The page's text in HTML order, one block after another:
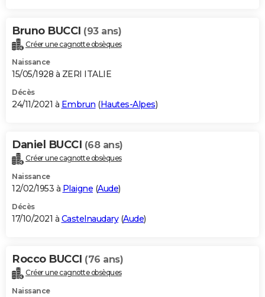
Bruno BUCCI (93 ans)
Créer une cagnotte obsèques
Naissance
15/05/1928 à ZERI ITALIE
Décès
24/11/2021 à Embrun (Hautes-Alpes)
Daniel BUCCI (68 ans)
Créer une cagnotte obsèques
Naissance
12/02/1953 à Plaigne (Aude)
Décès
17/10/2021 à Castelnaudary(Aude)
Rocco BUCCI (76 ans)
Créer une cagnotte obsèques
Naissance